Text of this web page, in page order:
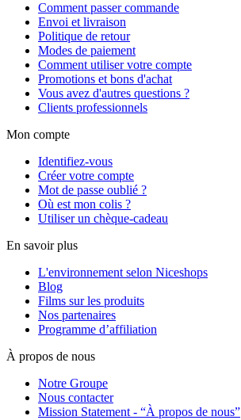
Comment passer commande
Envoi et livraison
Politique de retour
Modes de paiement
Comment utiliser votre compte
Promotions et bons d'achat
Vous avez d'autres questions ?
Clients professionnels
Mon compte
Identifiez-vous
Créer votre compte
Mot de passe oublié ?
Où est mon colis ?
Utiliser un chèque-cadeau
En savoir plus
L'environnement selon Niceshops
Blog
Films sur les produits
Nos partenaires
Programme d’affiliation
À propos de nous
Notre Groupe
Nous contacter
Mission Statement - “À propos de nous”